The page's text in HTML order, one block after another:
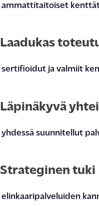
ammattitaitoiset
Laadukas
sertifioidut ja valmiit
Läpinäkyvä
yhdessä suunnitellut
Strateginen tuki
elinkaaripalveluiden